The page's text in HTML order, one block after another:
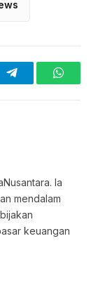
Telegram
Ia
mendalam
keuangan